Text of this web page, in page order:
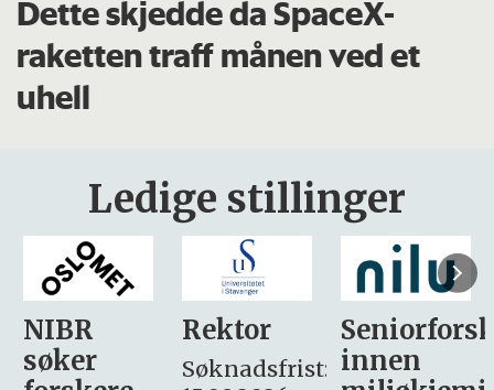
Dette skjedde da SpaceX-
raketten traff månen ved et
uhell
Ledige stillinger
Rektor
Søknadsfrist:
Seniorforsker
innen
søker